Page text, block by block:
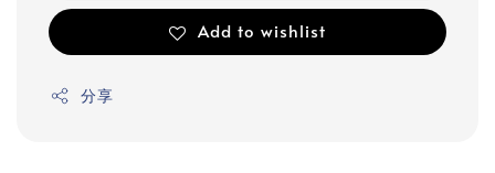
Add to wishlist
分享